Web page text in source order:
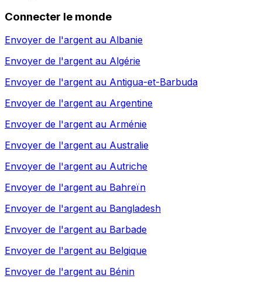
Connecter le monde
Envoyer de l'argent au Albanie
Envoyer de l'argent au Algérie
Envoyer de l'argent au Antigua-et-Barbuda
Envoyer de l'argent au Argentine
Envoyer de l'argent au Arménie
Envoyer de l'argent au Australie
Envoyer de l'argent au Autriche
Envoyer de l'argent au Bahreïn
Envoyer de l'argent au Bangladesh
Envoyer de l'argent au Barbade
Envoyer de l'argent au Belgique
Envoyer de l'argent au Bénin